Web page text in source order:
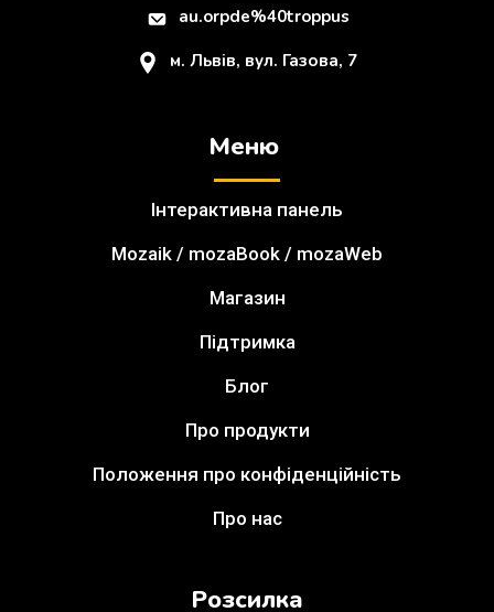
au.orpde%40troppus
м. Львів, вул. Газова, 7
Меню
Інтерактивна панель
Mozaik / mozaBook / mozaWeb
Магазин
Підтримка
Блог
Про продукти
Положення про конфіденційність
Про нас
Розсилка